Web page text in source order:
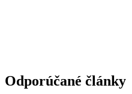
Odporúčané články